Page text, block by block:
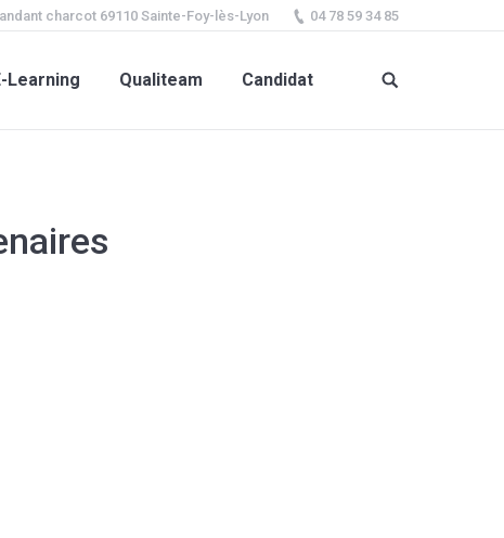
charcot 69110 Sainte-Foy-lès-Lyon 04 78 59 34 85
Learning Qualiteam Candidat